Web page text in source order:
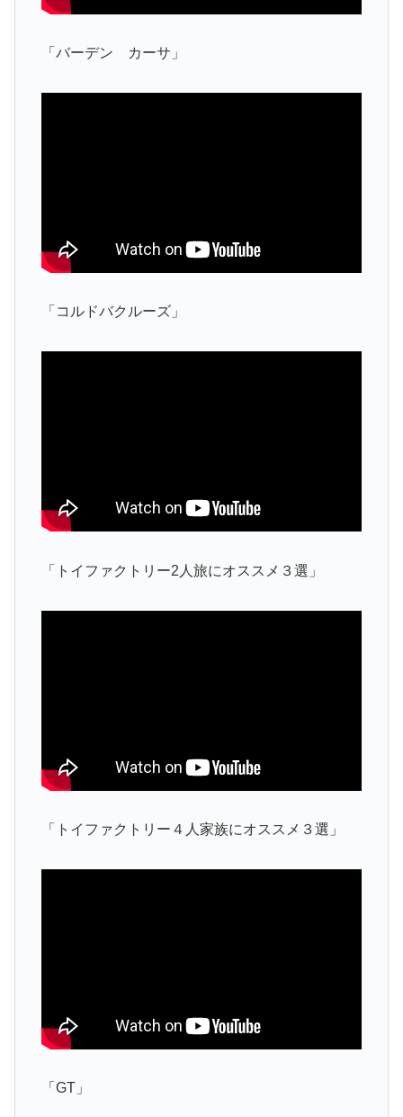
「バーデン カーサ」
「コルドバクルーズ」
「トイファクトリー2人旅にオススメ３選」
「トイファクトリー４人家族にオススメ３選」
「GT」